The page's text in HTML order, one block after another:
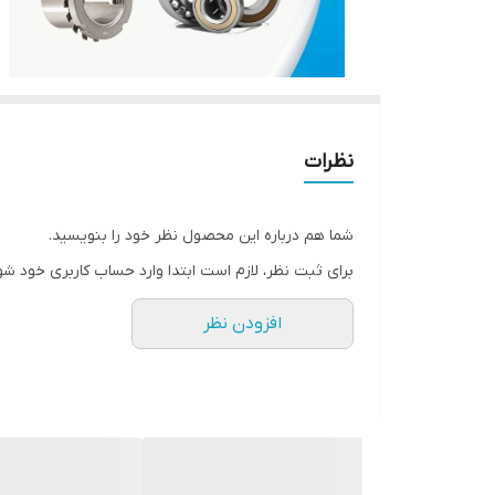
نظرات
شما هم درباره این محصول نظر خود را بنویسید.
برای ثبت نظر، لازم است ابتدا وارد حساب کاربری خود
افزودن نظر